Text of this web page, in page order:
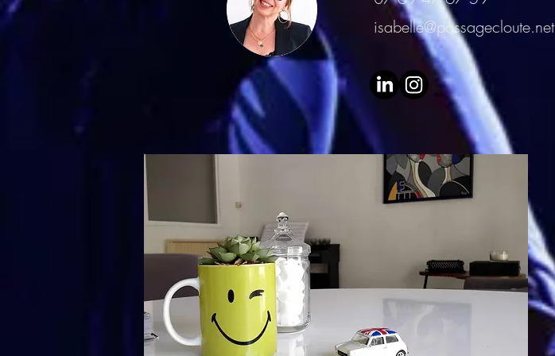
isabelle@passagecloute.net